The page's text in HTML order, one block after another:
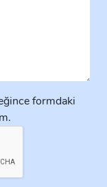
formdaki